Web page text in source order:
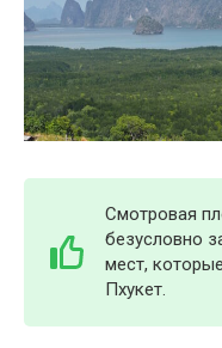
Смотровая
безусловно
мест,
Пхукет.